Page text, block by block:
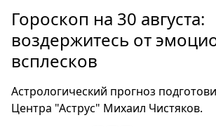
Россия
Мир
Здоровье
Туризм
Мода
Гороскоп на 30 августа:
воздержитесь от
всплесков
Астрологический прогноз
Центра "Аструс" Михаил Чистяков.